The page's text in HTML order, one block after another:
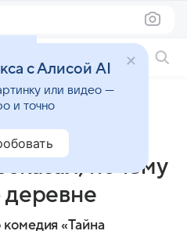
Mail
сидит»:
почему
деревне
«Тайна
с Алисой AI
или видео —
и точно